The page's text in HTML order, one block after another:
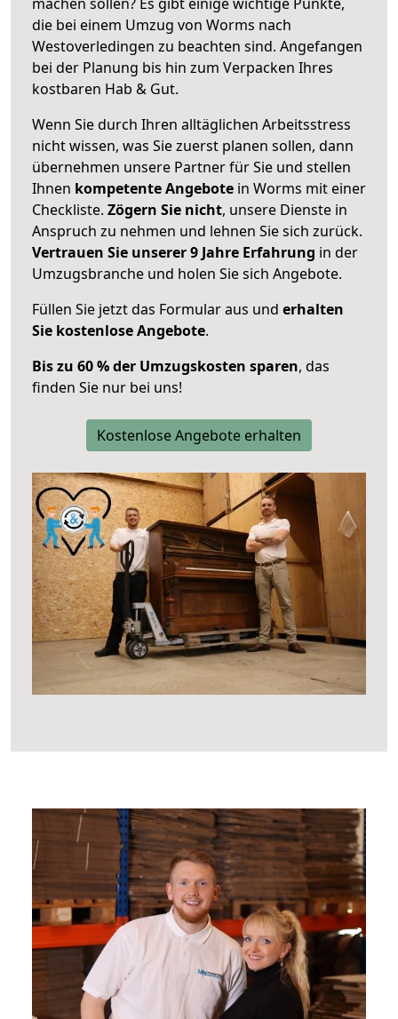
die bei einem Umzug von Worms nach
Westoverledingen zu beachten sind. Angefangen
bei der Planung bis hin zum Verpacken Ihres
kostbaren Hab & Gut.
Wenn Sie durch Ihren alltäglichen Arbeitsstress
nicht wissen, was Sie zuerst planen sollen, dann
übernehmen unsere Partner für Sie und stellen
Ihnen kompetente Angebote in Worms mit einer
Checkliste. Zögern Sie nicht, unsere Dienste in
Anspruch zu nehmen und lehnen Sie sich zurück.
Vertrauen Sie unserer 9 Jahre Erfahrung in der
Umzugsbranche und holen Sie sich Angebote.
Füllen Sie jetzt das Formular aus und erhalten
Sie kostenlose Angebote.
Bis zu 60 % der Umzugskosten sparen, das
finden Sie nur bei uns!
Kostenlose Angebote erhalten